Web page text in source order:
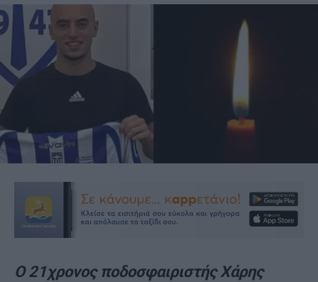
Ο 21χρονος ποδοσφαιριστής Χάρης